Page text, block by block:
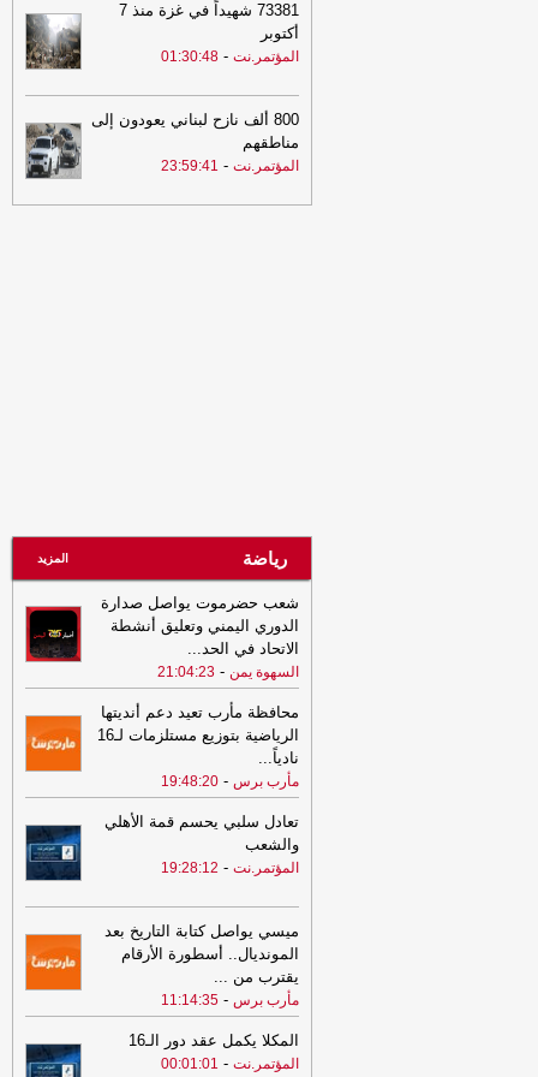
21:06
شعب حضرموت يواصل صدارة
الدوري اليمني وتعليق أنشطة الاتحاد في
الحديدة -
21:06
الدوري اليمني وتعليق أنشطة الاتحاد في
الحديدة-الصهوة يمن
على قوات الطوارئ وتدعو إلى محاسبة
73381 شهيداً في غزة منذ 7
أكتوبر
المؤتمر.نت -
01:30:48
800 ألف نازح لبناني يعودون إلى
مناطقهم
المؤتمر.نت -
23:59:41
رياضة المزيد
شعب حضرموت يواصل صدارة
الدوري اليمني وتعليق أنشطة
الاتحاد في الحد...
السهوة يمن -
21:04:23
محافظة مأرب تعيد دعم أنديتها
الرياضية بتوزيع مستلزمات لـ16
نادياً...
مأرب برس -
19:48:20
تعادل سلبي يحسم قمة الأهلي
والشعب
المؤتمر.نت -
19:28:12
ميسي يواصل كتابة التاريخ بعد
المونديال.. أسطورة الأرقام
يقترب من ...
مأرب برس -
11:14:35
المكلا يكمل عقد دور الـ16
المؤتمر.نت -
00:01:01